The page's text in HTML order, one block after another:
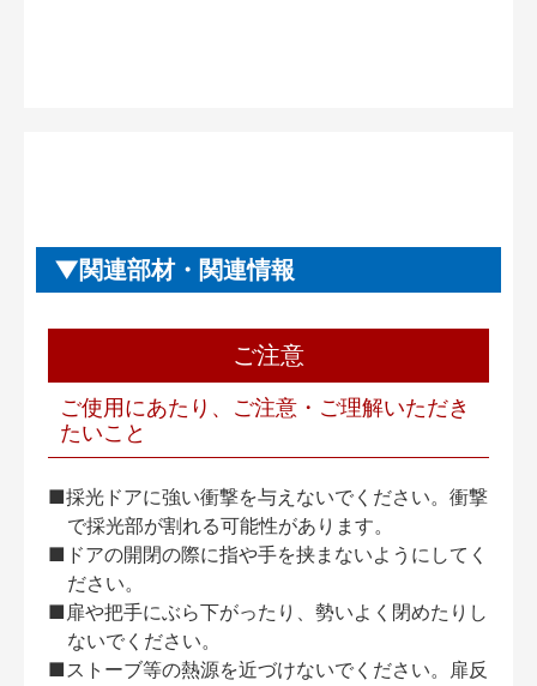
関連部材・関連情報
ご注意
ご使用にあたり、ご注意・ご理解いただき
たいこと
■採光ドアに強い衝撃を与えないでください。衝撃
で採光部が割れる可能性があります。
■ドアの開閉の際に指や手を挟まないようにしてく
ださい。
■扉や把手にぶら下がったり、勢いよく閉めたりし
ないでください。
■ストーブ等の熱源を近づけないでください。扉反